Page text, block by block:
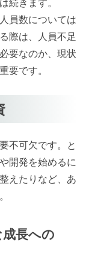
員数については
際は、人員不足
要なのか、現状
要です。
不可欠です。と
開発を始めるに
えたりなど、あ
長への